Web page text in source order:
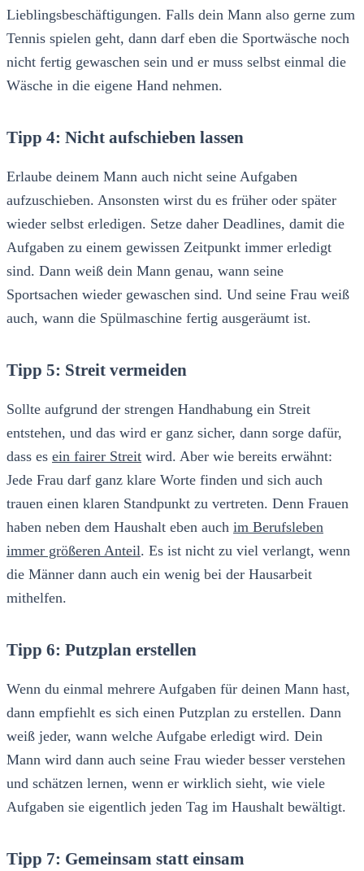
Lieblingsbeschäftigungen. Falls dein Mann also gerne zum
Tennis spielen geht, dann darf eben die Sportwäsche noch
nicht fertig gewaschen sein und er muss selbst einmal die
Wäsche in die eigene Hand nehmen.
Tipp 4: Nicht aufschieben lassen
Erlaube deinem Mann auch nicht seine Aufgaben
aufzuschieben. Ansonsten wirst du es früher oder später
wieder selbst erledigen. Setze daher Deadlines, damit die
Aufgaben zu einem gewissen Zeitpunkt immer erledigt
sind. Dann weiß dein Mann genau, wann seine
Sportsachen wieder gewaschen sind. Und seine Frau weiß
auch, wann die Spülmaschine fertig ausgeräumt ist.
Tipp 5: Streit vermeiden
Sollte aufgrund der strengen Handhabung ein Streit
entstehen, und das wird er ganz sicher, dann sorge dafür,
dass es ein fairer Streit wird. Aber wie bereits erwähnt:
Jede Frau darf ganz klare Worte finden und sich auch
trauen einen klaren Standpunkt zu vertreten. Denn Frauen
haben neben dem Haushalt eben auch im Berufsleben
immer größeren Anteil. Es ist nicht zu viel verlangt, wenn
die Männer dann auch ein wenig bei der Hausarbeit
mithelfen.
Tipp 6: Putzplan erstellen
Wenn du einmal mehrere Aufgaben für deinen Mann hast,
dann empfiehlt es sich einen Putzplan zu erstellen. Dann
weiß jeder, wann welche Aufgabe erledigt wird. Dein
Mann wird dann auch seine Frau wieder besser verstehen
und schätzen lernen, wenn er wirklich sieht, wie viele
Aufgaben sie eigentlich jeden Tag im Haushalt bewältigt.
Tipp 7: Gemeinsam statt einsam